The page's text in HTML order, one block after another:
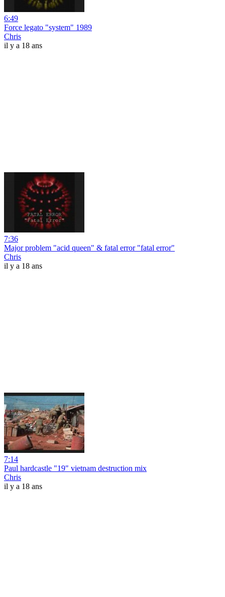
6:49
Force legato "system" 1989
Chris
il y a 18 ans
7:36
Major problem "acid queen" & fatal error "fatal error"
Chris
il y a 18 ans
7:14
Paul hardcastle "19" vietnam destruction mix
Chris
il y a 18 ans